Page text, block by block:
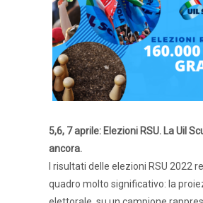
5,6, 7 aprile: Elezioni RSU. La Uil
ancora.
I risultati delle elezioni RSU 2022
quadro molto significativo: la